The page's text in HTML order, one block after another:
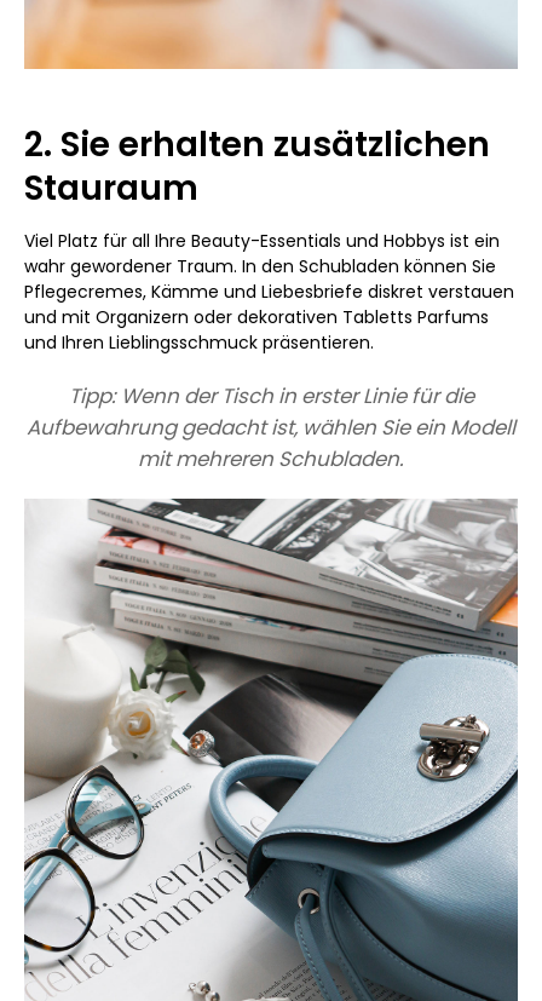
2. Sie erhalten zusätzlichen
Stauraum
Viel Platz für all Ihre Beauty-Essentials und Hobbys ist ein
wahr gewordener Traum. In den Schubladen können Sie
Pflegecremes, Kämme und Liebesbriefe diskret verstauen
und mit Organizern oder dekorativen Tabletts Parfums
und Ihren Lieblingsschmuck präsentieren.
Tipp: Wenn der Tisch in erster Linie für die
Aufbewahrung gedacht ist, wählen Sie ein Modell
mit mehreren Schubladen.